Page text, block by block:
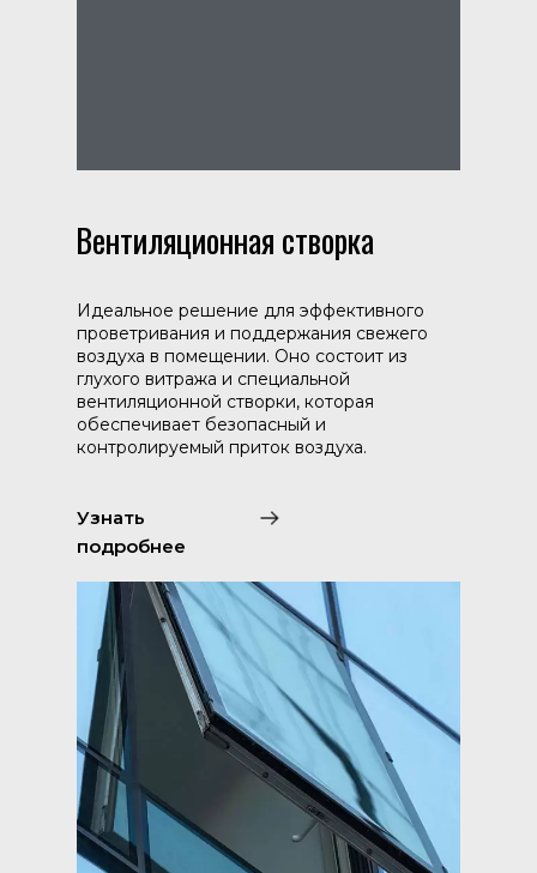
Узнать
подробнее
Идеальное решение для эффективного
проветривания и поддержания свежего
воздуха в помещении. Оно состоит из
глухого витража и специальной
вентиляционной створки, которая
обеспечивает безопасный и
контролируемый приток воздуха.
Вентиляционная створка